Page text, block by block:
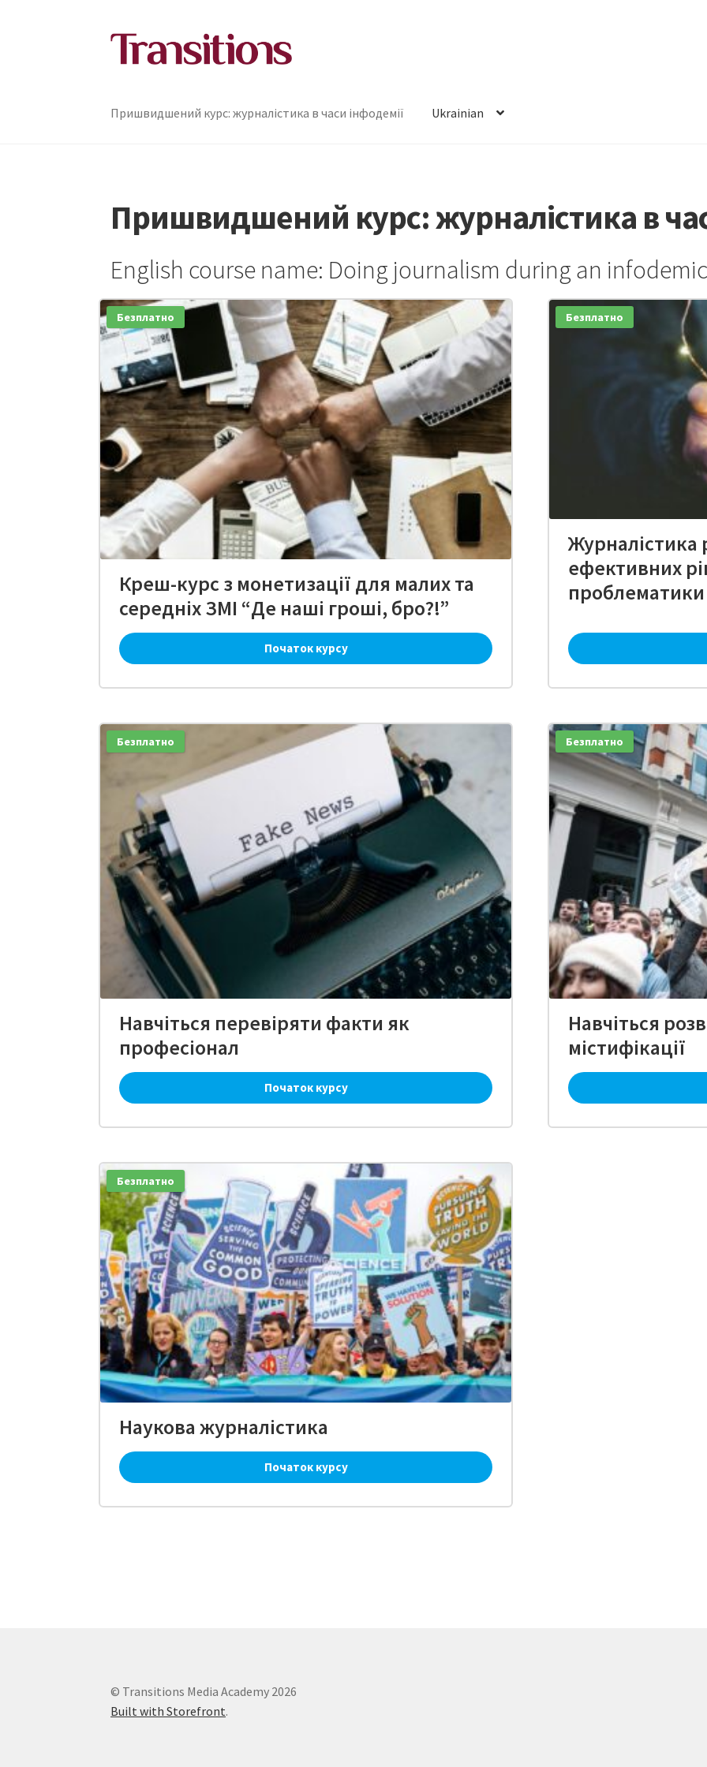
Перейти
до
Перейти
до
Пришвидшений курс: журналістика в часи інфодемії
Ukrainian
Пришвидшений курс: журналістика в
English course name: Doing journalism during an
Безплатно
Креш-курс з монетизації для малих та
середніх ЗМІ “Де наші гроші, бро?!”
Початок курсу
Безплатно
Журналістика
ефективних
проблематики
Безплатно
Навчіться перевіряти факти як
професіонал
Початок курсу
Безплатно
Навчіться
містифікації
Безплатно
Наукова журналістика
Початок курсу
© Transitions Media Academy 2026
Built with Storefront.